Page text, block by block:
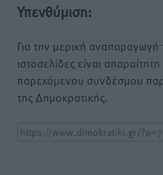
Υπενθύμιση:
Για την μερική αναπαραγωγή
ιστοσελίδες είναι
παρεχόμενου συνδέσμου
της Δημοκρατικής.